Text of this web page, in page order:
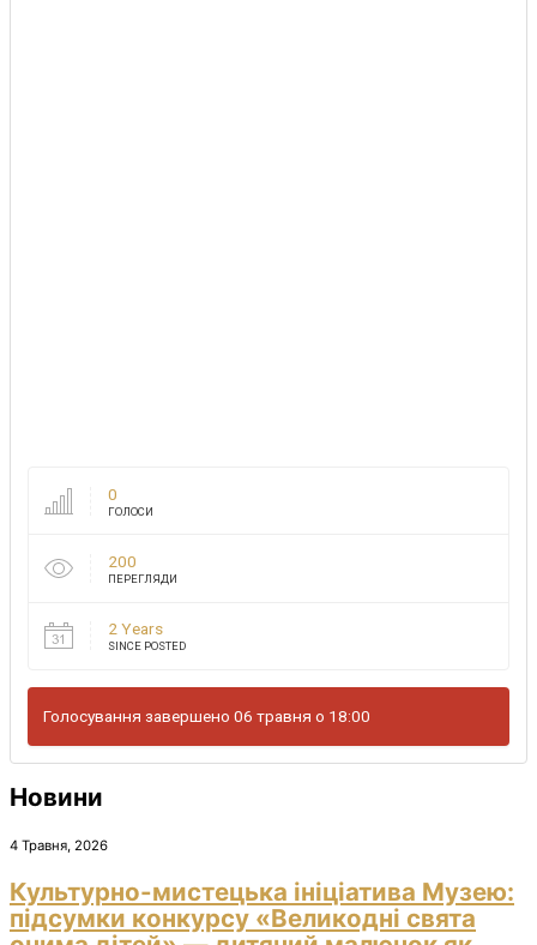
0
ГОЛОСИ
200
ПЕРЕГЛЯДИ
2 Years
SINCE POSTED
Голосування завершено 06 травня о 18:00
Новини
4 Травня, 2026
Культурно-мистецька ініціатива Музею:
підсумки конкурсу «Великодні свята